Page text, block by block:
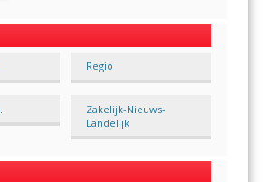
Regio
Zakelijk-Nieuws-
Landelijk